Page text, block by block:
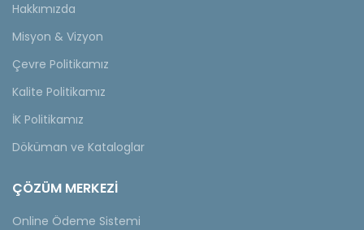
Hakkımızda
Misyon & Vizyon
Çevre Politikamız
Kalite Politikamız
İK Politikamız
Döküman ve Kataloglar
ÇÖZÜM MERKEZİ
Online Ödeme Sistemi